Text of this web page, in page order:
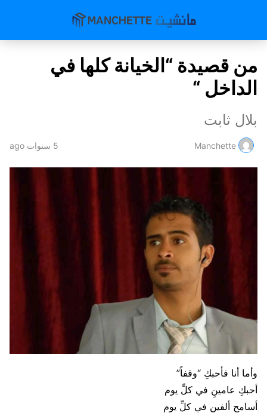
من قصيدة “الخيانة كلها في
الداخل “
بلال ثابت
Manchette 5 سنوات ago
وأما أنا فأحبكِ “وقفاً”
أحبكِ عامينِ في كلِّ يوم
أسامح ألفين في كلِّ يوم